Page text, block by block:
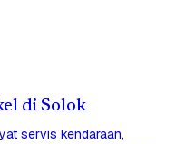
di Solok
servis kendaraan,